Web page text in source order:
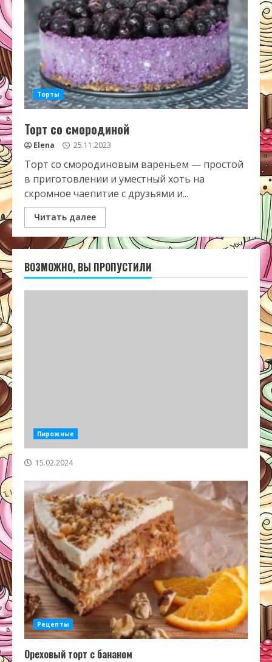
Торты
Торт со смородиной
Elena 25.11.2023
Торт со смородиновым вареньем — простой
в приготовлении и уместный хоть на
скромное чаепитие с друзьями и...
Читать далее
ВОЗМОЖНО, ВЫ ПРОПУСТИЛИ
Пирожные
15.02.2024
Рецепты
Ореховый торт с бананом